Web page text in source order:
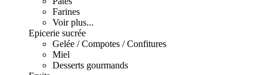
Farines
Voir plus...
Epicerie sucrée
Gelée / Compotes / Confitures
Miel
Desserts gourmands